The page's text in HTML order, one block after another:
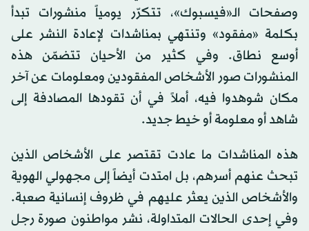
وصفحات الـ«فيسبوك»، تتكرّر يومياً منشورات تبدأ
بكلمة «مفقود» وتنتهي بمناشدات لإعادة النشر على
أوسع نطاق. وفي كثير من الأحيان تتضمّن هذه
المنشورات صور الأشخاص المفقودين ومعلومات عن آخر
مكان شوهدوا فيه، أملاً في أن تقودها المصادفة إلى
شاهد أو معلومة أو خيط جديد.
هذه المناشدات ما عادت تقتصر على الأشخاص الذين
تبحث عنهم أسرهم، بل امتدت أيضاً إلى مجهولي الهوية
والأشخاص الذين يعثر عليهم في ظروف إنسانية صعبة.
وفي إحدى الحالات المتداولة، نشر مواطنون صورة رجل